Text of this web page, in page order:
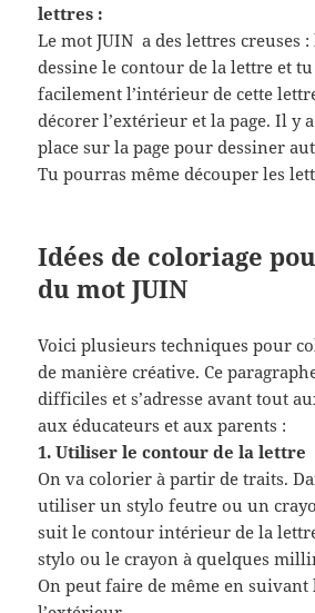
lettres :
Le mot JUIN a des lettres creuses
dessine le contour de la lettre et
facilement l’intérieur de cette
décorer l’extérieur et la page. Il y
place sur la page pour dessiner
Tu pourras même découper les
Idées de coloriage
du mot JUIN
Voici plusieurs techniques pour
de manière créative. Ce
difficiles et s’adresse avant tout
aux éducateurs et aux parents :
1. Utiliser le contour de la lettre
On va colorier à partir de traits.
utiliser un stylo feutre ou un
suit le contour intérieur de la
stylo ou le crayon à quelques
On peut faire de même en suivant